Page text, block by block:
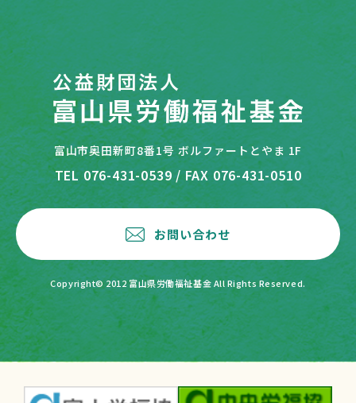
富山市奥田新町8番1号 ボルファートとやま 1F
TEL 076-431-0539 / FAX 076-431-0510
お問い合わせ
Copyright© 2012 富山県労働福祉基金 All Rights Reserved.